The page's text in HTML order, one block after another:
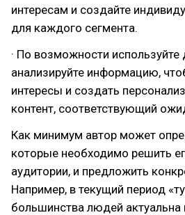
интересам и создайте
для каждого сегмента.
· По возможности используйте
анализируйте информацию,
интересы и создать
контент, соответствующий
Как минимум автор может
которые необходимо решить
аудитории, и предложить
Например, в текущий период
большинства людей актуальна